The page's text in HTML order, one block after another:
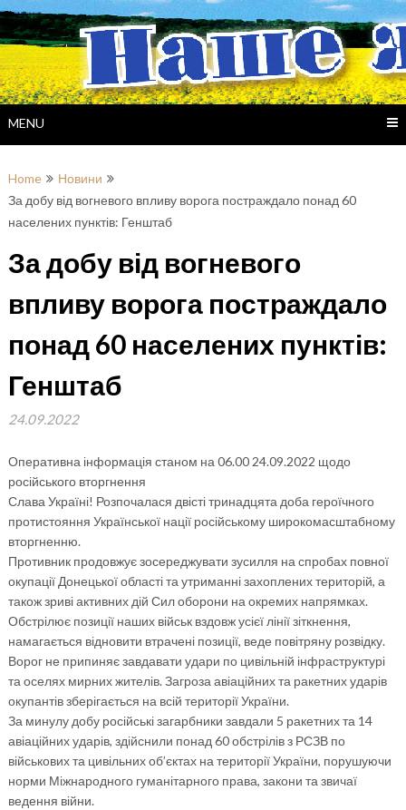
Skip
to
content
MENU
Home
Новини
За добу від вогневого впливу ворога постраждало понад 60
населених пунктів: Генштаб
За добу від вогневого
впливу ворога постраждало
понад 60 населених пунктів:
Генштаб
24.09.2022
Оперативна інформація станом на 06.00 24.09.2022 щодо
російського вторгнення
Слава Україні! Розпочалася двісті тринадцята доба героїчного
протистояння Української нації російському широкомасштабному
вторгненню.
Противник продовжує зосереджувати зусилля на спробах повної
окупації Донецької області та утриманні захоплених територій, а
також зриві активних дій Сил оборони на окремих напрямках.
Обстрілює позиції наших військ вздовж усієї лінії зіткнення,
намагається відновити втрачені позиції, веде повітряну розвідку.
Ворог не припиняє завдавати удари по цивільній інфраструктурі
та оселях мирних жителів. Загроза авіаційних та ракетних ударів
окупантів зберігається на всій території України.
За минулу добу російські загарбники завдали 5 ракетних та 14
авіаційних ударів, здійснили понад 60 обстрілів з РСЗВ по
військових та цивільних об’єктах на території України, порушуючи
норми Міжнародного гуманітарного права, закони та звичаї
ведення війни.